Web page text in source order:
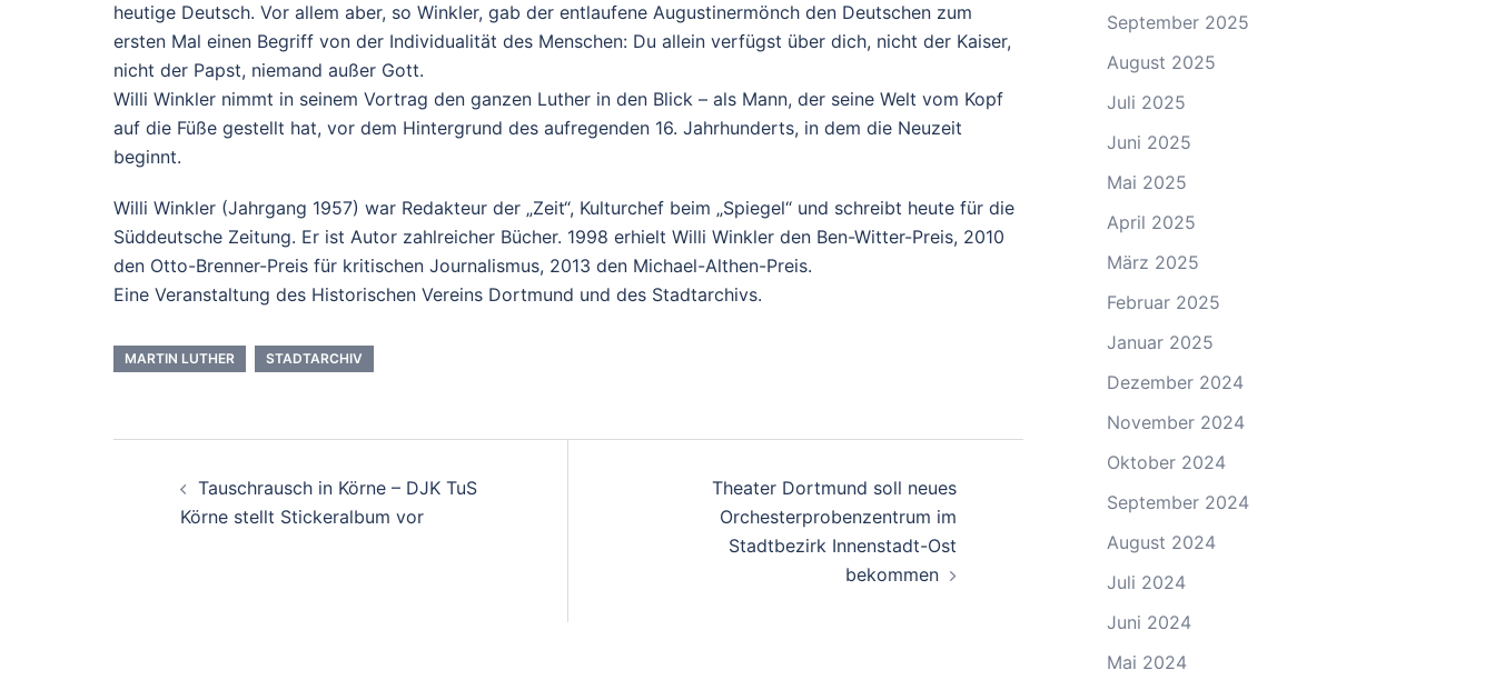
heutige Deutsch. Vor allem aber, so Winkler, gab der entlaufene Augustinermönch den Deutschen zum
ersten Mal einen Begriff von der Individualität des Menschen: Du allein verfügst über dich, nicht der Kaiser,
nicht der Papst, niemand außer Gott.
Willi Winkler nimmt in seinem Vortrag den ganzen Luther in den Blick – als Mann, der seine Welt vom Kopf
auf die Füße gestellt hat, vor dem Hintergrund des aufregenden 16. Jahrhunderts, in dem die Neuzeit
beginnt.
Willi Winkler (Jahrgang 1957) war Redakteur der „Zeit“, Kulturchef beim „Spiegel“ und schreibt heute für die
Süddeutsche Zeitung. Er ist Autor zahlreicher Bücher. 1998 erhielt Willi Winkler den Ben-Witter-Preis, 2010
den Otto-Brenner-Preis für kritischen Journalismus, 2013 den Michael-Althen-Preis.
Eine Veranstaltung des Historischen Vereins Dortmund und des Stadtarchivs.
MARTIN LUTHER STADTARCHIV
Beitrags-
Navigation
Tauschrausch in Körne – DJK TuS
Körne stellt Stickeralbum vor
Theater Dortmund soll neues
Orchesterprobenzentrum im
Stadtbezirk Innenstadt-Ost
bekommen
September 2025
August 2025
Juli 2025
Juni 2025
Mai 2025
April 2025
März 2025
Februar 2025
Januar 2025
Dezember 2024
November 2024
Oktober 2024
September 2024
August 2024
Juli 2024
Juni 2024
Mai 2024